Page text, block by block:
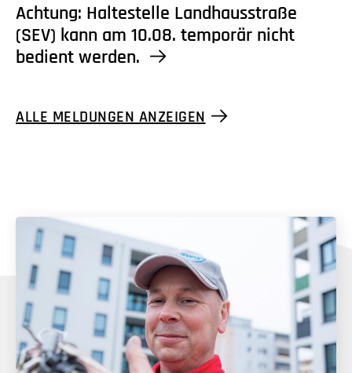
Achtung: Haltestelle Landhausstraße
(SEV) kann am 10.08. temporär nicht
bedient werden.
ALLE MELDUNGEN ANZEIGEN